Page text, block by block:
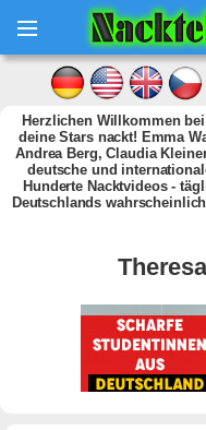
Herzlichen Willkommen
deine Stars nackt! Emma
Andrea Berg, Claudia
deutsche und
Hunderte Nacktvideos -
Deutschlands